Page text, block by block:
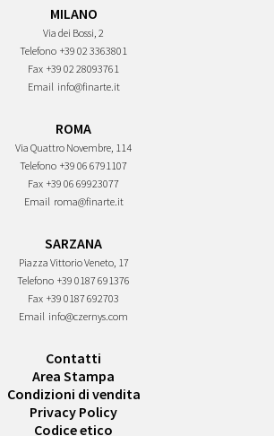
MILANO
Via dei Bossi, 2
Telefono +39 02 3363801
Fax +39 02 28093761
Email info@finarte.it
ROMA
Via Quattro Novembre, 114
Telefono +39 06 6791107
Fax +39 06 69923077
Email roma@finarte.it
SARZANA
Piazza Vittorio Veneto, 17
Telefono +39 0187 691376
Fax +39 0187 692703
Email info@czernys.com
Contatti
Area Stampa
Condizioni di vendita
Privacy Policy
Codice etico